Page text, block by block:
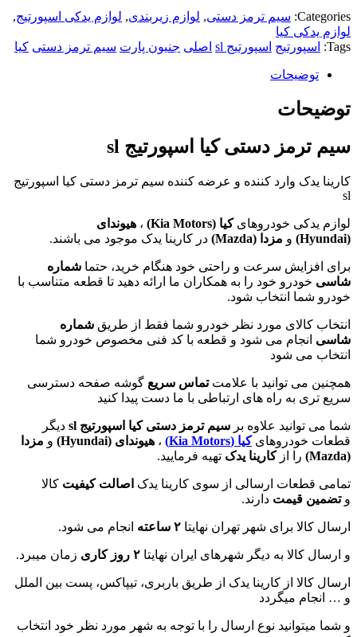
Categories: سیم ترمز دستی, لوازم زیربندی, لوازم یدکی اسپورتیج,
لوازم یدکی کیا
Tags:
اسپورتیج اسپورتیج sl اصلی جنیون پارت سیم ترمز دستی کیا
توضیحات
توضیحات
سیم ترمز دستی کیا اسپورتیج sl
کارینا یدک وارد کننده و عرضه کننده سیم ترمز دستی کیا اسپورتیج
sl
لوازم یدکی خودروهایکیا (Kia Motors
) ، هیوندای
(
Hyundai
) و مزدا (Mazda
) در کارینا یدک موجود می باشند.
برای افزایش سرعت و راحتی خود هنگام خرید، حتما شماره
شاسی خودرو خود را به همکاران ما ارائه دهید تا قطعه متناسب با
خودرو شما انتخاب شود.
انتخاب کالای مورد نظر خودرو شما فقط از طریق شماره
شاسی انجام می شود و قطعه با کد فنی مخصوص خودرو شما
انتخاب می شود
همچنین می توانید با علامتتماس سریع گوشه صفحه دسترسی
سریع تری به راه های ارتباطی با ما دست پیدا کنید
شما می توانید علاوه بر سیم ترمز دستی کیا اسپورتیج sl
دیگر
قطعات خودروهایکیا (Kia Motors) ، هیوندای (Hyundai
) و مزدا
(
Mazda
) را ازکارینا یدک تهیه فرمایید.
تمامی قطعات ارسالی از سوی کارینا یدک اصالت کیفیت کالا
وتضمین قیمت دارند.
ارسال کالا برای شهر تهران نهایتا ۲ ساعته انجام می شود.
و ارسال کالا به دیگر شهرهای ایران نهایتا ۲ روز کاری زمان میبرد.
ارسال کالا از کارینا یدک از طریق باربری، تیپاکس، پست بین الملل
و … انجام میگردد
و شما میتوانید نوع ارسال را با توجه به شهر مورد نظر خود انتخاب